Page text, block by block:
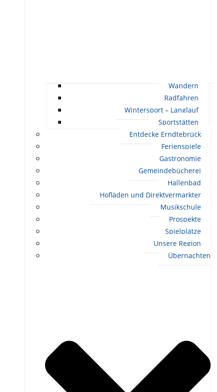
Wandern
Radfahren
Wintersport – Langlauf
Sportstätten
Entdecke Erndtebrück
Ferienspiele
Gastronomie
Gemeindebücherei
Hallenbad
Hofläden und Direktvermarkter
Musikschule
Prospekte
Spielplätze
Unsere Region
Übernachten